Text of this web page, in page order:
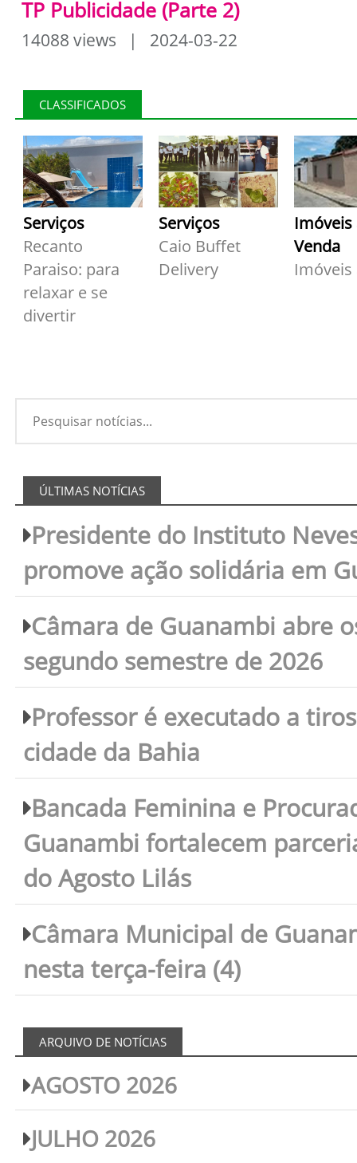
TP Publicidade (Parte 2)
14088 views | 2024-03-22
CLASSIFICADOS
Serviços
Recanto
Paraiso: para
relaxar e se
divertir
Serviços
Caio Buffet
Delivery
Imóveis
Venda
Imóveis
ÚLTIMAS NOTÍCIAS
Presidente do Instituto
promove ação solidária em
Câmara de Guanambi abre
segundo semestre de 2026
Professor é executado a
cidade da Bahia
Bancada Feminina e
Guanambi fortalecem
do Agosto Lilás
Câmara Municipal de
nesta terça-feira (4)
ARQUIVO DE NOTÍCIAS
AGOSTO 2026
JULHO 2026